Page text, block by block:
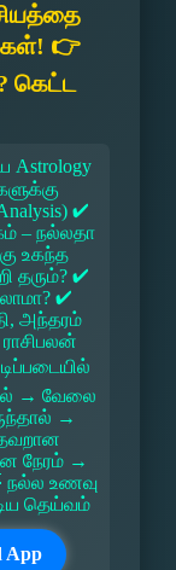
👉
கெட்ட
Astrology
✔
– நல்லதா
உகந்த
தரும்? ✔
✔
அந்தரம்
→ வேலை
→
தவறான
நேரம் →
நல்ல உணவு
தெய்வம்
App